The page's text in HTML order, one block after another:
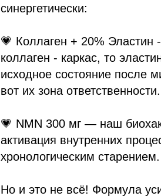
синергетически:
💗 Коллаген + 20% Эластин
коллаген - каркас, то
исходное состояние после
вот их зона ответственности.
💗 NMN 300 мг — наш
активация внутренних
хронологическим старением.
Но и это не всё! Формула